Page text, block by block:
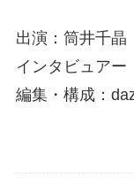
出演：筒井千晶
インタビュアー
編集・構成：